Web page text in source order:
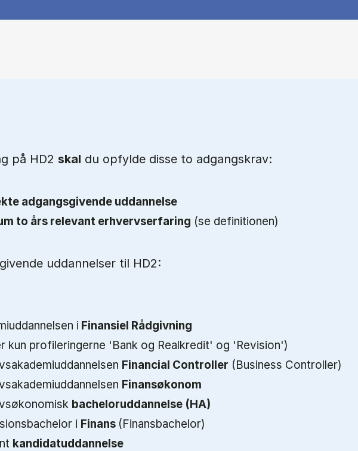
på HD2 skal du opfylde disse to adgangskrav:
adgangsgivende uddannelse
to års relevant erhvervserfaring (se definitionen)
uddannelser til HD2:
i Finansiel Rådgivning
kun profileringerne 'Bank og Realkredit' og 'Revision')
Financial Controller (Business Controller)
Finansøkonom
bacheloruddannelse (HA)
i Finans (Finansbachelor)
kandidatuddannelse